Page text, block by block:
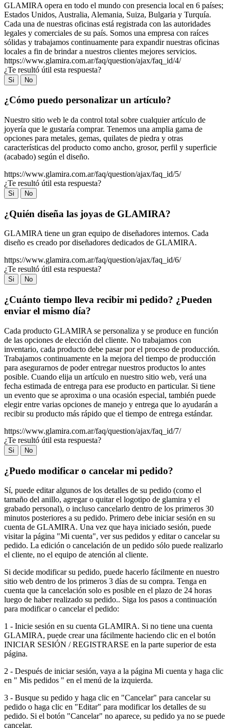
GLAMIRA opera en todo el mundo con presencia local en 6 países;
Estados Unidos, Australia, Alemania, Suiza, Bulgaria y Turquía.
Cada una de nuestras oficinas está registrada con las autoridades
legales y comerciales de su país. Somos una empresa con raíces
sólidas y trabajamos continuamente para expandir nuestras oficinas
locales a fin de brindar a nuestros clientes mejores servicios.
https://www.glamira.com.ar/faq/question/ajax/faq_id/4/
¿Te resultó útil esta respuesta?
Si No
¿Cómo puedo personalizar un artículo?
Nuestro sitio web le da control total sobre cualquier artículo de
joyería que le gustaría comprar. Tenemos una amplia gama de
opciones para metales, gemas, quilates de piedra y otras
características del producto como ancho, grosor, perfil y superficie
(acabado) según el diseño.
https://www.glamira.com.ar/faq/question/ajax/faq_id/5/
¿Te resultó útil esta respuesta?
Si No
¿Quién diseña las joyas de GLAMIRA?
GLAMIRA tiene un gran equipo de diseñadores internos. Cada
diseño es creado por diseñadores dedicados de GLAMIRA.
https://www.glamira.com.ar/faq/question/ajax/faq_id/6/
¿Te resultó útil esta respuesta?
Si No
¿Cuánto tiempo lleva recibir mi pedido? ¿Pueden
enviar el mismo día?
Cada producto GLAMIRA se personaliza y se produce en función
de las opciones de elección del cliente. No trabajamos con
inventario, cada producto debe pasar por el proceso de producción.
Trabajamos continuamente en la mejora del tiempo de producción
para asegurarnos de poder entregar nuestros productos lo antes
posible. Cuando elija un artículo en nuestro sitio web, verá una
fecha estimada de entrega para ese producto en particular. Si tiene
un evento que se aproxima o una ocasión especial, también puede
elegir entre varias opciones de manejo y entrega que lo ayudarán a
recibir su producto más rápido que el tiempo de entrega estándar.
https://www.glamira.com.ar/faq/question/ajax/faq_id/7/
¿Te resultó útil esta respuesta?
Si No
¿Puedo modificar o cancelar mi pedido?
Sí, puede editar algunos de los detalles de su pedido (como el
tamaño del anillo, agregar o quitar el logotipo de glamira y el
grabado personal), o incluso cancelarlo dentro de los primeros 30
minutos posteriores a su pedido. Primero debe iniciar sesión en su
cuenta de GLAMIRA. Una vez que haya iniciado sesión, puede
visitar la página "Mi cuenta", ver sus pedidos y editar o cancelar su
pedido. La edición o cancelación de un pedido sólo puede realizarlo
el cliente, no el equipo de atención al cliente.
Si decide modificar su pedido, puede hacerlo fácilmente en nuestro
sitio web dentro de los primeros 3 días de su compra. Tenga en
cuenta que la cancelación solo es posible en el plazo de 24 horas
luego de haber realizado su pedido.. Siga los pasos a continuación
para modificar o cancelar el pedido:
1 - Inicie sesión en su cuenta GLAMIRA. Si no tiene una cuenta
GLAMIRA, puede crear una fácilmente haciendo clic en el botón
INICIAR SESIÓN / REGISTRARSE en la parte superior de esta
página.
2 - Después de iniciar sesión, vaya a la página Mi cuenta y haga clic
en " Mis pedidos " en el menú de la izquierda.
3 - Busque su pedido y haga clic en "Cancelar" para cancelar su
pedido o haga clic en "Editar" para modificar los detalles de su
pedido. Si el botón "Cancelar" no aparece, su pedido ya no se puede
cancelar.